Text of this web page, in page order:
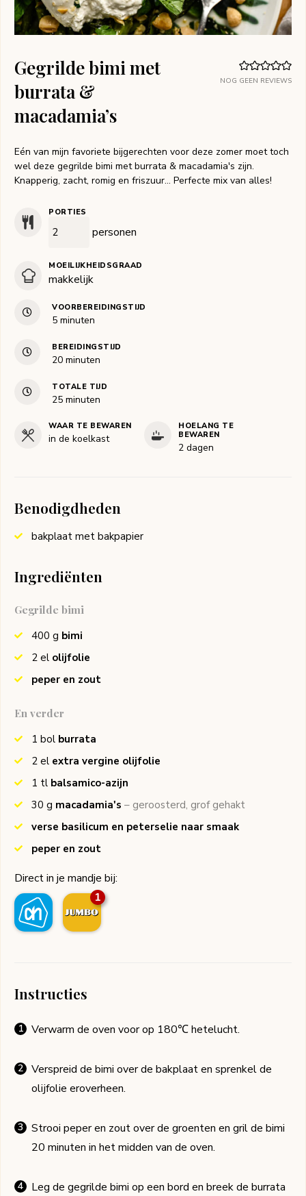
NOG GEEN REVIEWS
Gegrilde bimi met
burrata &
macadamia’s
Eén van mijn favoriete bijgerechten voor deze zomer moet toch
wel deze gegrilde bimi met burrata & macadamia's zijn.
Knapperig, zacht, romig en friszuur… Perfecte mix van alles!
PORTIES
personen
MOEILIJKHEIDSGRAAD
makkelijk
VOORBEREIDINGSTIJD
5minuten
minuten
BEREIDINGSTIJD
20minuten
minuten
TOTALE TIJD
25minuten
minuten
WAAR TE BEWAREN
in de koelkast
HOELANG TE
BEWAREN
2 dagen
Benodigdheden
bakplaat met bakpapier
Ingrediënten
Gegrilde bimi
400 g bimi
2 el olijfolie
peper en zout
En verder
1 bol burrata
2 el extra vergine olijfolie
1 tl balsamico-azijn
30 g macadamia's – geroosterd, grof gehakt
verse basilicum en peterselie naar smaak
peper en zout
Direct in je mandje bij:
1
Instructies
Verwarm de oven voor op 180℃ hetelucht.
Verspreid de bimi over de bakplaat en sprenkel de
olijfolie eroverheen.
Strooi peper en zout over de groenten en gril de bimi
20 minuten in het midden van de oven.
Leg de gegrilde bimi op een bord en breek de burrata